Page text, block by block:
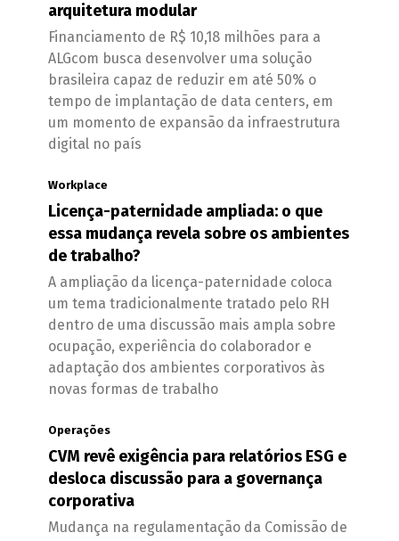
arquitetura modular
Financiamento de R$ 10,18 milhões para a
ALGcom busca desenvolver uma solução
brasileira capaz de reduzir em até 50% o
tempo de implantação de data centers, em
um momento de expansão da infraestrutura
digital no país
Workplace
Licença-paternidade ampliada: o que
essa mudança revela sobre os ambientes
de trabalho?
A ampliação da licença-paternidade coloca
um tema tradicionalmente tratado pelo RH
dentro de uma discussão mais ampla sobre
ocupação, experiência do colaborador e
adaptação dos ambientes corporativos às
novas formas de trabalho
Operações
CVM revê exigência para relatórios ESG e
desloca discussão para a governança
corporativa
Mudança na regulamentação da Comissão de